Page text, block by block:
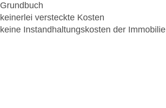
Grundbuch
keinerlei versteckte Kosten
keine Instandhaltungskosten der Immobilie